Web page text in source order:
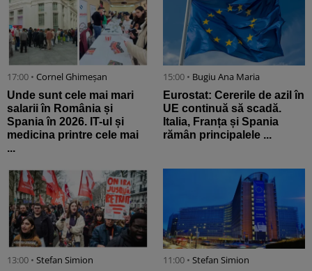
17:00 • Cornel Ghimeșan
Unde sunt cele mai mari
salarii în România și
Spania în 2026. IT-ul și
medicina printre cele mai
...
15:00 • Bugiu ⁠Ana Maria
Eurostat: Cererile de azil în
UE continuă să scadă.
Italia, Franța și Spania
rămân principalele ...
13:00 • Stefan Simion 11:00 • Stefan Simion